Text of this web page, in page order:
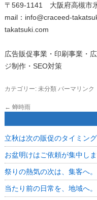
〒569-1141 大阪府高槻市
mail：info@craceed-
takatsuki.com
【事業
広告販促事業・印刷事業・
ジ制作・SEO対策
カテゴリー: 未分類 パーマリンク
← 蝉時雨
立秋は次の販促のタイミング
お盆明けはご依頼が集中しま
祭りの熱気の次は、集客へ。
当たり前の日常を、地域へ。